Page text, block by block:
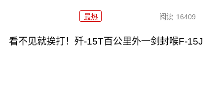
最热 阅读 16409
看不见就挨打！歼-15T百公里外一剑封喉F-15J